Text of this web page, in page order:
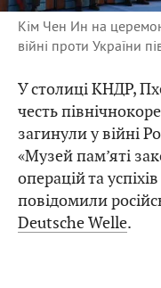
Кім Чен Ин на
війні проти України
У столиці КНДР,
честь
загинули у війні
«Музей пам’яті
операцій та
повідомили
Deutsche Welle.